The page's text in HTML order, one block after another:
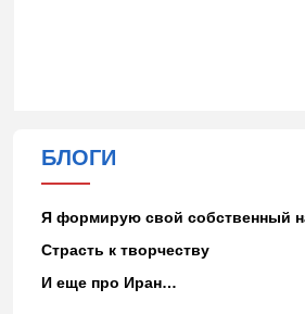
БЛОГИ
Я формирую свой собственный
Страсть к творчеству
И еще про Иран…